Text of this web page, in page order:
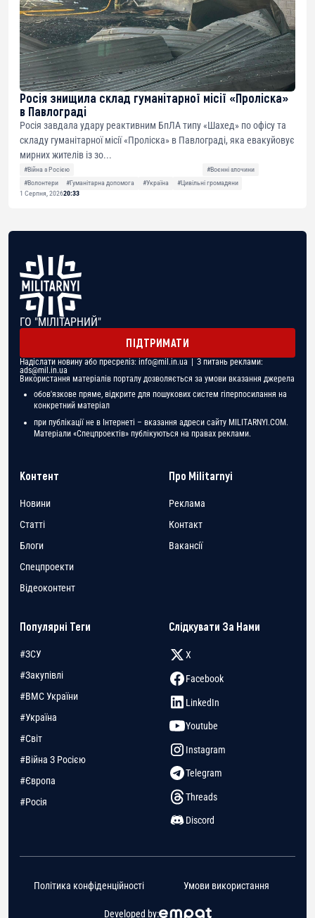
Росія знищила склад гуманітарної місії «Проліска»
в Павлограді
Росія завдала удару реактивним БпЛА типу «Шахед» по офісу та
складу гуманітарної місії «Проліска» в Павлограді, яка евакуйовує
мирних жителів із зо...
#Війна з Росією
#Воєнні злочини
#Волонтери
#Гуманітарна допомога #Україна
#Цивільні громадяни
1 Серпня, 202620:33
ГО "МІЛІТАРНИЙ"
ПІДТРИМАТИ
Надіслати новину або пресреліз: info@mil.in.ua | З питань реклами:
ads@mil.in.ua
Використання матеріалів порталу дозволяється за умови вказання джерела
обов'язкове пряме, відкрите для пошукових систем гіперпосилання на
конкретний матеріал
при публікації не в Інтернеті – вказання адреси сайту MILITARNYI.COM.
Матеріали «Спецпроектів» публікуються на правах реклами.
Контент
Новини
Статті
Блоги
Спецпроекти
Відеоконтент
Про Militarnyi
Реклама
Контакт
Вакансії
Популярні Теги
#ЗСУ
#Закупівлі
#ВМС України
#Україна
#Світ
#Війна З Росією
#Європа
#Росія
Слідкувати За Нами
X
Facebook
LinkedIn
Youtube
Instagram
Telegram
Threads
Discord
Developed by:
Політика конфіденційності Умови використання